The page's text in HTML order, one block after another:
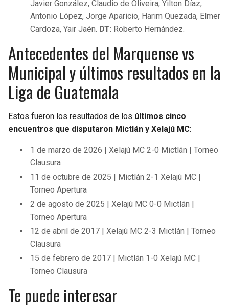
Javier González, Claudio de Oliveira, Yilton Díaz,
Antonio López, Jorge Aparicio, Harim Quezada, Elmer
Cardoza, Yair Jaén. DT: Roberto Hernández.
Antecedentes del Marquense vs
Municipal y últimos resultados en la
Liga de Guatemala
Estos fueron los resultados de los últimos cinco
encuentros que disputaron Mictlán y Xelajú MC:
1 de marzo de 2026 | Xelajú MC 2-0 Mictlán | Torneo
Clausura
11 de octubre de 2025 | Mictlán 2-1 Xelajú MC |
Torneo Apertura
2 de agosto de 2025 | Xelajú MC 0-0 Mictlán |
Torneo Apertura
12 de abril de 2017 | Xelajú MC 2-3 Mictlán | Torneo
Clausura
15 de febrero de 2017 | Mictlán 1-0 Xelajú MC |
Torneo Clausura
Te puede interesar